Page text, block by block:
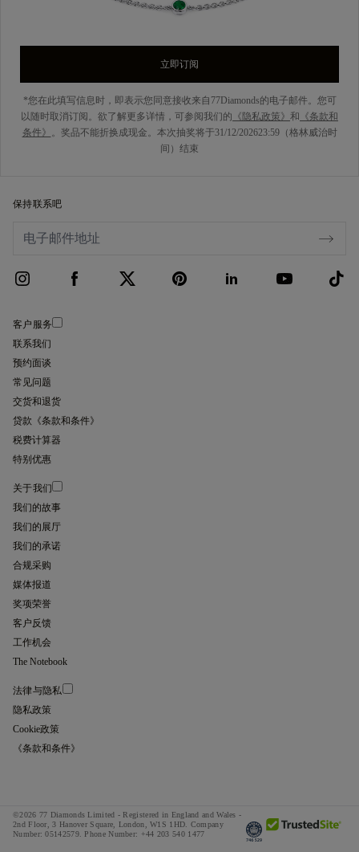
立即订阅
*您在此填写信息时，即表示您同意接收来自77Diamonds的电子邮件。您可
以随时取消订阅。欲了解更多详情，可参阅我们的 《隐私政策》 和 《条款和
条件》 。奖品不能折换成现金。本次抽奖将于31/12/202623:59（格林威治时
间）结束
保持联系吧
客户服务
联系我们
预约面谈
常见问题
交货和退货
贷款《条款和条件》
税费计算器
特别优惠
关于我们
我们的故事
我们的展厅
我们的承诺
合规采购
媒体报道
奖项荣誉
客户反馈
工作机会
The Notebook
法律与隐私
隐私政策
Cookie政策
《条款和条件》
©2026 77 Diamonds Limited - Registered in England and Wales -
2nd Floor, 3 Hanover Square, London, W1S 1HD. Company
Number:05142579. Phone Number: +44 203 540 1477